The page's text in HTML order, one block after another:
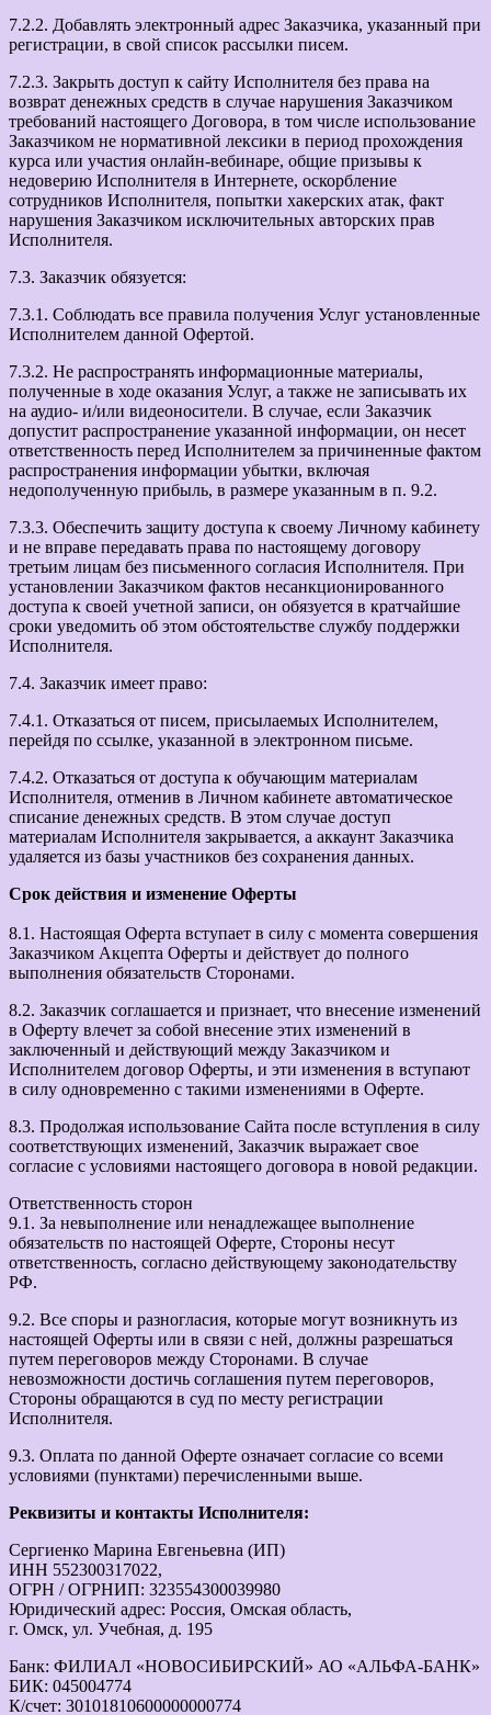
7.2.2. Добавлять электронный адрес Заказчика, указанный при
регистрации, в свой список рассылки писем.
7.2.3. Закрыть доступ к сайту Исполнителя без права на
возврат денежных средств в случае нарушения Заказчиком
требований настоящего Договора, в том числе использование
Заказчиком не нормативной лексики в период прохождения
курса или участия онлайн-вебинаре, общие призывы к
недоверию Исполнителя в Интернете, оскорбление
сотрудников Исполнителя, попытки хакерских атак, факт
нарушения Заказчиком исключительных авторских прав
Исполнителя.
7.3. Заказчик обязуется:
7.3.1. Соблюдать все правила получения Услуг установленные
Исполнителем данной Офертой.
7.3.2. Не распространять информационные материалы,
полученные в ходе оказания Услуг, а также не записывать их
на аудио- и/или видеоносители. В случае, если Заказчик
допустит распространение указанной информации, он несет
ответственность перед Исполнителем за причиненные фактом
распространения информации убытки, включая
недополученную прибыль, в размере указанным в п. 9.2.
7.3.3. Обеспечить защиту доступа к своему Личному кабинету
и не вправе передавать права по настоящему договору
третьим лицам без письменного согласия Исполнителя. При
установлении Заказчиком фактов несанкционированного
доступа к своей учетной записи, он обязуется в кратчайшие
сроки уведомить об этом обстоятельстве службу поддержки
Исполнителя.
7.4. Заказчик имеет право:
7.4.1. Отказаться от писем, присылаемых Исполнителем,
перейдя по ссылке, указанной в электронном письме.
7.4.2. Отказаться от доступа к обучающим материалам
Исполнителя, отменив в Личном кабинете автоматическое
списание денежных средств. В этом случае доступ
материалам Исполнителя закрывается, а аккаунт Заказчика
удаляется из базы участников без сохранения данных.
Срок действия и изменение Оферты
8.1. Настоящая Оферта вступает в силу с момента совершения
Заказчиком Акцепта Оферты и действует до полного
выполнения обязательств Сторонами.
8.2. Заказчик соглашается и признает, что внесение изменений
в Оферту влечет за собой внесение этих изменений в
заключенный и действующий между Заказчиком и
Исполнителем договор Оферты, и эти изменения в вступают
в силу одновременно с такими изменениями в Оферте.
8.3. Продолжая использование Сайта после вступления в силу
соответствующих изменений, Заказчик выражает свое
согласие с условиями настоящего договора в новой редакции.
Ответственность сторон
9.1. За невыполнение или ненадлежащее выполнение
обязательств по настоящей Оферте, Стороны несут
ответственность, согласно действующему законодательству
РФ.
9.2. Все споры и разногласия, которые могут возникнуть из
настоящей Оферты или в связи с ней, должны разрешаться
путем переговоров между Сторонами. В случае
невозможности достичь соглашения путем переговоров,
Стороны обращаются в суд по месту регистрации
Исполнителя.
9.3. Оплата по данной Оферте означает согласие со всеми
условиями (пунктами) перечисленными выше.
Реквизиты и контакты Исполнителя:
Сергиенко Марина Евгеньевна (ИП)
ИНН 552300317022,
ОГРН / ОГРНИП: 323554300039980
Юридический адрес: Россия, Омская область,
г. Омск, ул. Учебная, д. 195
Банк: ФИЛИАЛ «НОВОСИБИРСКИЙ» АО «АЛЬФА-БАНК»
БИК: 045004774
К/счет: 30101810600000000774